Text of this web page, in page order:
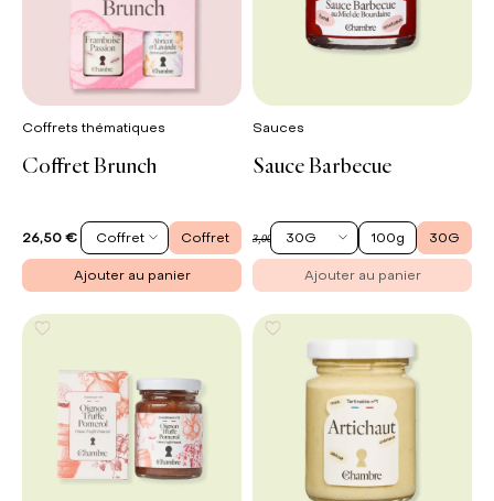
Coffrets thématiques
Coffret Brunch
26,50 € Coffret Coffret
Ajouter au panier
Sauces
Sauce Barbecue
3,00 € 1,80 €
30G 100g 30G
Ajouter au panier